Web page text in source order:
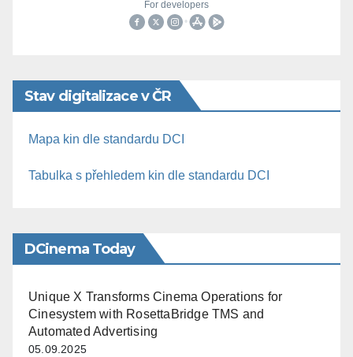
Stav digitalizace v ČR
Mapa kin dle standardu DCI
Tabulka s přehledem kin dle standardu DCI
DCinema Today
Unique X Transforms Cinema Operations for
Cinesystem with RosettaBridge TMS and
Automated Advertising
05.09.2025